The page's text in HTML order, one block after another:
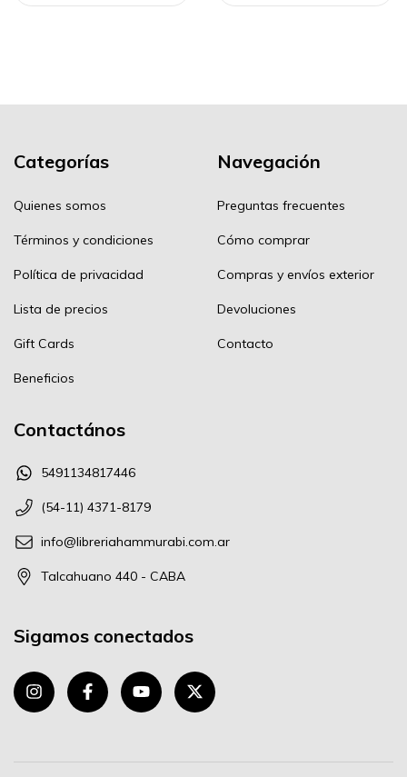
Categorías
Quienes somos
Términos y condiciones
Política de privacidad
Lista de precios
Gift Cards
Beneficios
Navegación
Preguntas frecuentes
Cómo comprar
Compras y envíos exterior
Devoluciones
Contacto
Contactános
5491134817446
(54-11) 4371-8179
info@libreriahammurabi.com.ar
Talcahuano 440 - CABA
Sigamos conectados